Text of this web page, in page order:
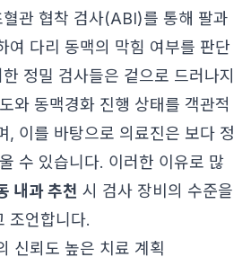
관 협착 검사(ABI)를 통해 팔과
여 다리 동맥의 막힘 여부를 판단
정밀 검사들은 겉으로 드러나지
와 동맥경화 진행 상태를 객관적
, 이를 바탕으로 의료진은 보다 정
수 있습니다. 이러한 이유로 많
내과 추천 시 검사 장비의 수준을
조언합니다.
신뢰도 높은 치료 계획